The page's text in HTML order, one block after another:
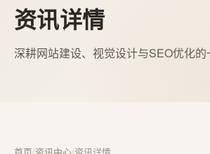
资讯详情
深耕网站建设、视觉设计与SEO优化的